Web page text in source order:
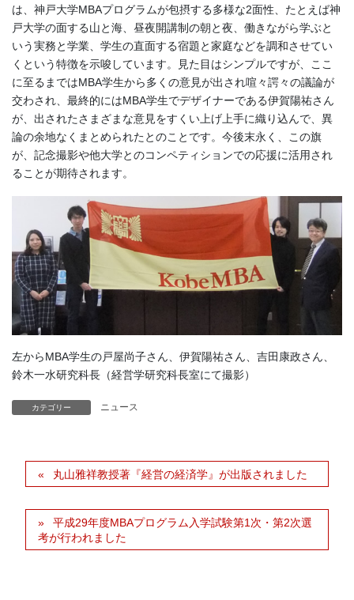
は、神戸大学MBAプログラムが包摂する多様な2面性、たとえば神
戸大学の面する山と海、昼夜開講制の朝と夜、働きながら学ぶと
いう実務と学業、学生の直面する宿題と家庭などを調和させてい
くという特徴を示唆しています。見た目はシンプルですが、ここ
に至るまではMBA学生から多くの意見が出され喧々諤々の議論が
交わされ、最終的にはMBA学生でデザイナーである伊賀陽祐さん
が、出されたさまざまな意見をすくい上げ上手に織り込んで、異
論の余地なくまとめられたとのことです。今後末永く、この旗
が、記念撮影や他大学とのコンペティションでの応援に活用され
ることが期待されます。
左からMBA学生の戸屋尚子さん、伊賀陽祐さん、吉田康政さん、
鈴木一水研究科長（経営学研究科長室にて撮影）
カテゴリー ニュース
丸山雅祥教授著『経営の経済学』が出版されました
平成29年度MBAプログラム入学試験第1次・第2次選
考が行われました